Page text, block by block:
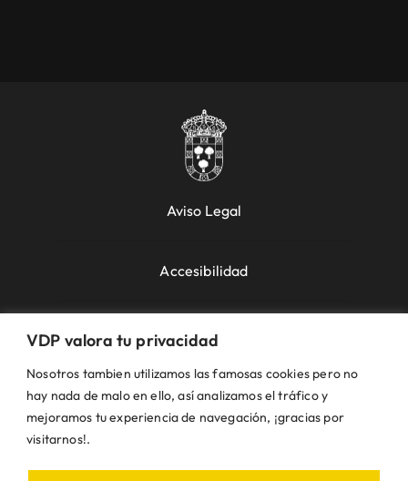
VDP valora tu privacidad
Nosotros tambien utilizamos las famosas cookies pero no
hay nada de malo en ello, así analizamos el tráfico y
mejoramos tu experiencia de navegación, ¡gracias por
visitarnos!.
Aviso Legal
Accesibilidad
Política de Cookies
Política de Privacidad